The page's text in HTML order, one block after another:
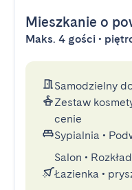
Mieszkanie o
Maks. 4 gości •
Samodzielny
Zestaw
cenie
Sypialnia •
Salon •
Łazienka •